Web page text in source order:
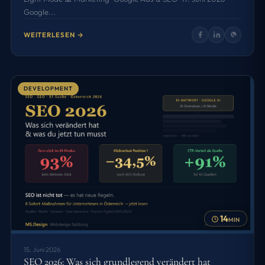
Google...
WEITERLESEN →
DEVELOPMENT
14MIN
15. Juni 2026
SEO 2026: Was sich grundlegend verändert hat